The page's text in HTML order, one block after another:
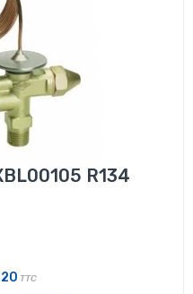
R134
TTC